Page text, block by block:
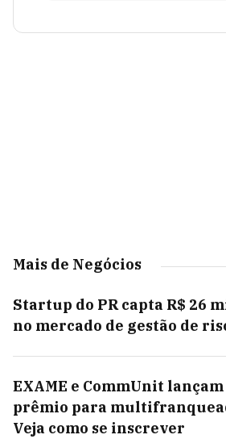
Mais de Negócios
Startup do PR capta R$ 26
no mercado de gestão de
EXAME e CommUnit
prêmio para
Veja como se inscrever